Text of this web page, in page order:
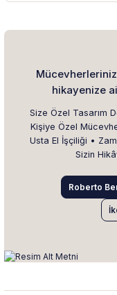
hikayenize
Size Özel Tasarım
Kişiye Özel
Usta El İşçiliği •
Sizin
Roberto